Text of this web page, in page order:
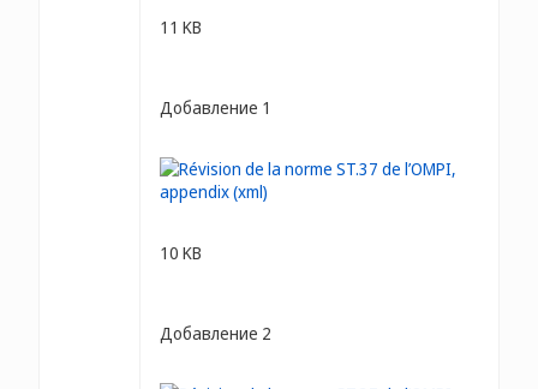
11 KB
Добавление 1
10 KB
Добавление 2